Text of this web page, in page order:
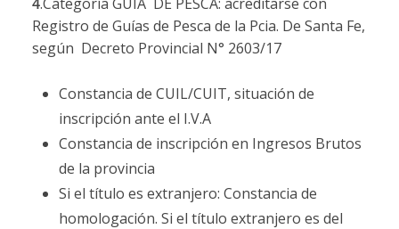
Registro de Guías de Pesca de la Pcia. De Santa Fe,
según Decreto Provincial N° 2603/17
Constancia de CUIL/CUIT, situación de
inscripción ante el I.V.A
Constancia de inscripción en Ingresos Brutos
de la provincia
Si el título es extranjero: Constancia de
homologación. Si el título extranjero es del